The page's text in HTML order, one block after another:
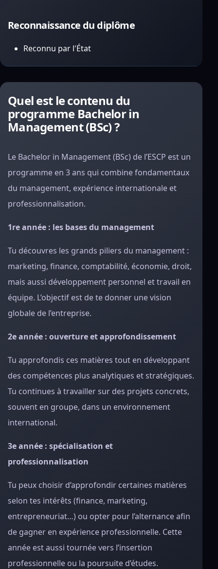
Reconnaissance du diplôme
Reconnu par l'État
Quel est le contenu du
programme Bachelor in
Management (BSc) ?
Le Bachelor in Management (BSc) de l’ESCP est un
programme en 3 ans qui combine fondamentaux
du management, expérience internationale et
professionnalisation.
1re année : les bases du management
Tu découvres les grands piliers du management :
marketing, finance, comptabilité, économie, droit,
mais aussi développement personnel et travail en
équipe. L’objectif est de te donner une vision
globale de l’entreprise.
2e année : ouverture et approfondissement
Tu approfondis ces matières tout en développant
des compétences plus analytiques et stratégiques.
Tu continues à travailler sur des projets concrets,
souvent en groupe, dans un environnement
international.
3e année : spécialisation et
professionnalisation
Tu peux choisir d’approfondir certaines matières
selon tes intérêts (finance, marketing,
entrepreneuriat…) ou opter pour l’alternance afin
de gagner en expérience professionnelle. Cette
année est aussi tournée vers l’insertion
professionnelle ou la poursuite d’études.